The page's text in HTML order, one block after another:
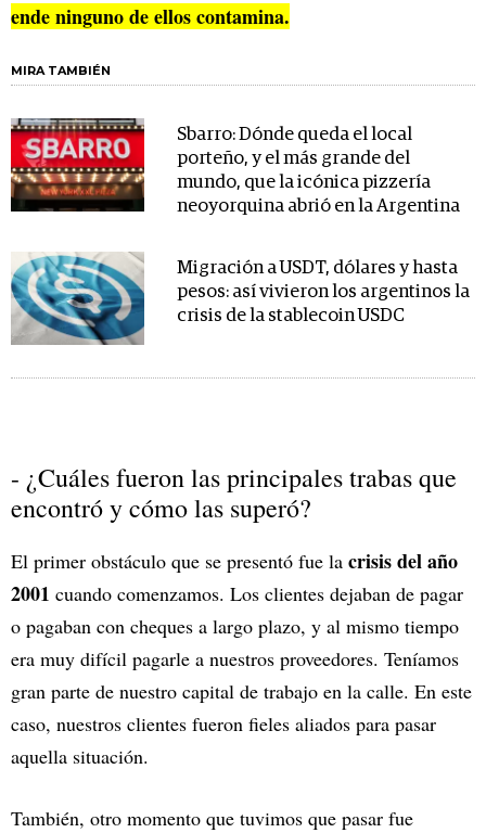
ende ninguno de ellos contamina.
MIRA TAMBIÉN
Sbarro: Dónde queda el local
porteño, y el más grande del
mundo, que la icónica pizzería
neoyorquina abrió en la Argentina
Migración a USDT, dólares y hasta
pesos: así vivieron los argentinos la
crisis de la stablecoin USDC
- ¿Cuáles fueron las principales trabas que
encontró y cómo las superó?
El primer obstáculo que se presentó fue la crisis del año
2001 cuando comenzamos. Los clientes dejaban de pagar
o pagaban con cheques a largo plazo, y al mismo tiempo
era muy difícil pagarle a nuestros proveedores. Teníamos
gran parte de nuestro capital de trabajo en la calle. En este
caso, nuestros clientes fueron fieles aliados para pasar
aquella situación.
También, otro momento que tuvimos que pasar fue